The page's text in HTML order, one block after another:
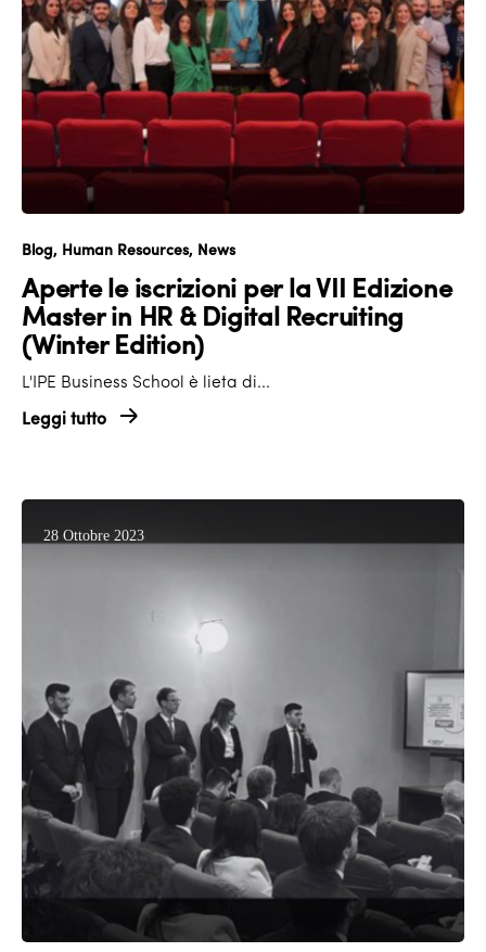
Blog Human Resources News
Aperte le iscrizioni per la VII Edizione
Master in HR & Digital Recruiting
(Winter Edition)
L'IPE Business School è lieta di...
Leggi tutto
28 Ottobre 2023